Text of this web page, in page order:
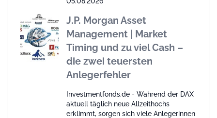
J.P. Morgan Asset
Management | Market
Timing und zu viel Cash –
die zwei teuersten
Anlegerfehler
Investmentfonds.de - Während der DAX
aktuell täglich neue Allzeithochs
erklimmt, sorgen sich viele Anlegerinnen